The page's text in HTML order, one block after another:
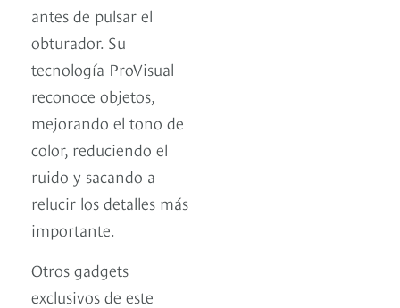
antes de pulsar el
obturador. Su
tecnología ProVisual
reconoce objetos,
mejorando el tono de
color, reduciendo el
ruido y sacando a
relucir los detalles más
importante.
Otros gadgets
exclusivos de este